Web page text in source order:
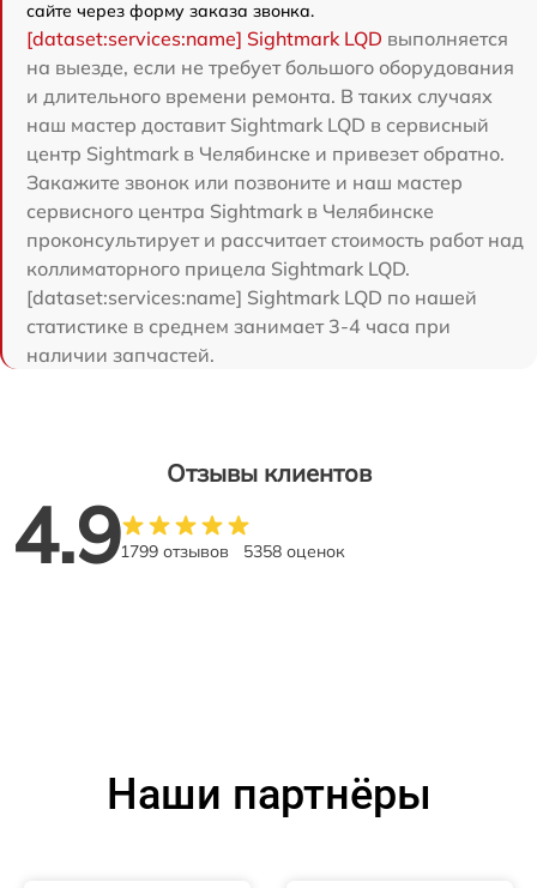
сайте через форму заказа звонка.
[dataset:services:name] Sightmark LQD выполняется
на выезде, если не требует большого оборудования
и длительного времени ремонта. В таких случаях
наш мастер доставит Sightmark LQD в сервисный
центр Sightmark в Челябинске и привезет обратно.
Закажите звонок или позвоните и наш мастер
сервисного центра Sightmark в Челябинске
проконсультирует и рассчитает стоимость работ над
коллиматорного прицела Sightmark LQD.
[dataset:services:name] Sightmark LQD по нашей
статистике в среднем занимает 3-4 часа при
наличии запчастей.
Отзывы клиентов
4.91799 отзывов 5358 оценок
Наши партнёры